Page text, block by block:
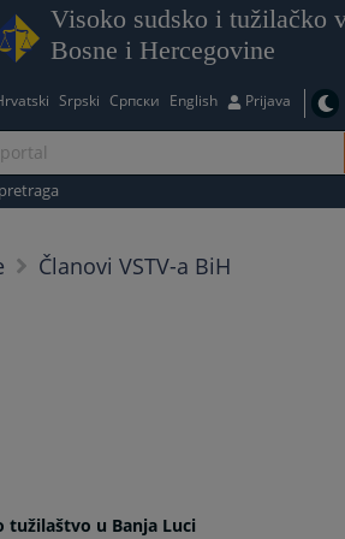
Visoko sudsko i tužilačko
Bosne i Hercegovine
Srpski Српски English Prijava
Članovi VSTV-a BiH
tužilaštvo u Banja Luci